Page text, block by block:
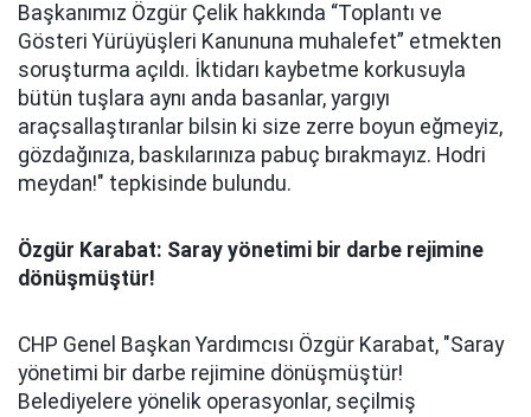
Başkanımız Özgür Çelik hakkında “Toplantı ve
Gösteri Yürüyüşleri Kanununa muhalefet” etmekten
soruşturma açıldı. İktidarı kaybetme korkusuyla
bütün tuşlara aynı anda basanlar, yargıyı
araçsallaştıranlar bilsin ki size zerre boyun eğmeyiz,
gözdağınıza, baskılarınıza pabuç bırakmayız. Hodri
meydan!" tepkisinde bulundu.
Özgür Karabat: Saray yönetimi bir darbe rejimine
dönüşmüştür!
CHP Genel Başkan Yardımcısı Özgür Karabat, "Saray
yönetimi bir darbe rejimine dönüşmüştür!
Belediyelere yönelik operasyonlar, seçilmiş